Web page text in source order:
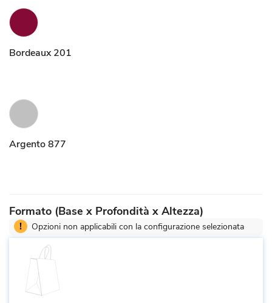
Bordeaux 201
Argento 877
Formato (Base x Profondità x Altezza)
! Opzioni non applicabili con la configurazione selezionata